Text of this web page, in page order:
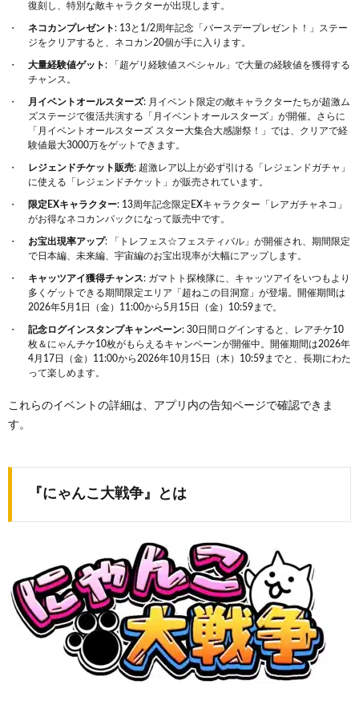
復刻し、特別な敵キャラクターが出現します。
ネコカンプレゼント: 13と1/2周年記念「バースデープレゼント！」ステー
ジをクリアすると、ネコカン20個が手に入ります。
大量経験値ゲット: 「超ゲリ経験値スペシャル」で大量の経験値を獲得する
チャンス。
月イベントオールスターズ: 月イベント限定の敵キャラクターたちが超激ム
ズステージで復活共演する「月イベントオールスターズ」が開催。さらに
「月イベントオールスターズ スター大集合大感謝祭！」では、クリアで経
験値最大3000万をゲットできます。
レジェンドチケット販売: 超激レア以上が必ず引ける「レジェンドガチャ」
に使える「レジェンドチケット」が販売されています。
限定EXキャラクター: 13周年記念限定EXキャラクター「レアガチャネコ」
がお得なネコカンパックになって販売中です。
お宝出現率アップ: 「トレフェス☆フェスティバル」が開催され、期間限定
で日本編、未来編、宇宙編のお宝出現率が大幅にアップします。
キャッツアイ獲得チャンス: ガマトト探検隊に、キャッツアイをいつもより
多くゲットできる期間限定エリア「超ねこの目洞窟」が登場。開催期間は
2026年5月1日（金）11:00から5月15日（金）10:59まで。
記念ログインスタンプキャンペーン: 30日間ログインすると、レアチケ10
枚＆にゃんチケ10枚がもらえるキャンペーンが開催中。開催期間は2026年
4月17日（金）11:00から2026年10月15日（木）10:59までと、長期にわた
って楽しめます。
これらのイベントの詳細は、アプリ内の告知ページで確認できま
す。
『にゃんこ大戦争』とは